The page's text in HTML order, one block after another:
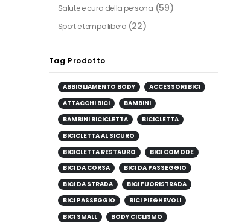
Salute e cura della persona (59)
Sport e tempo libero (22)
Tag Prodotto
ABBIGLIAMENTO BODY
ACCESSORI BICI
ATTACCHI BICI
BAMBINI
BAMBINI BICICLETTA
BICICLETTA
BICICLETTA AL SICURO
BICICLETTA RESTAURO
BICI COMODE
BICI DA CORSA
BICI DA PASSEGGIO
BICI DA STRADA
BICI FUORISTRADA
BICI PASSEGGIO
BICI PIEGHEVOLI
BICI SMALL
BODY CICLISMO